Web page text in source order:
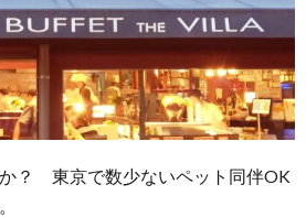
？ 東京で数少ないペット同伴OK